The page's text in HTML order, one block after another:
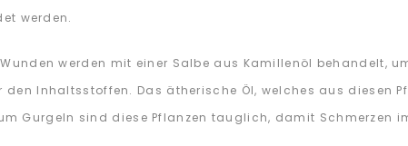
werden.
werden mit einer Salbe aus Kamillenöl behandelt,
Inhaltsstoffen. Das ätherische Öl, welches aus diesen
Gurgeln sind diese Pflanzen tauglich, damit Schmerzen